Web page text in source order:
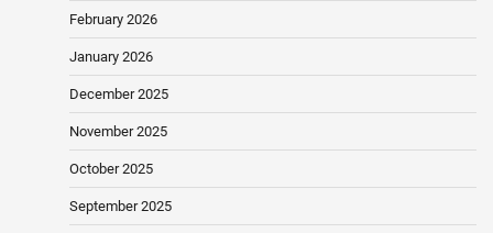
February 2026
January 2026
December 2025
November 2025
October 2025
September 2025